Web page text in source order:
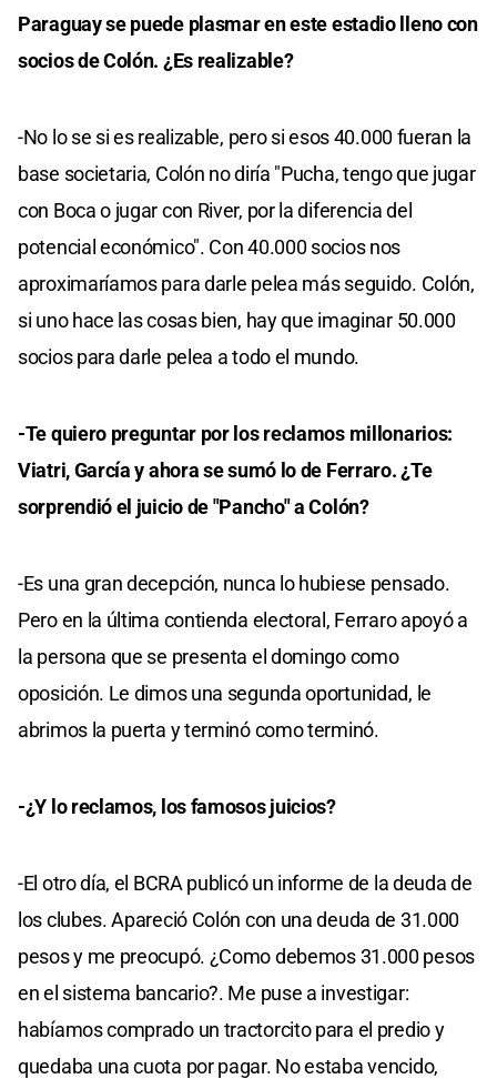
Paraguay se puede plasmar en este estadio lleno con
socios de Colón. ¿Es realizable?
-No lo se si es realizable, pero si esos 40.000 fueran la
base societaria, Colón no diría "Pucha, tengo que jugar
con Boca o jugar con River, por la diferencia del
potencial económico". Con 40.000 socios nos
aproximaríamos para darle pelea más seguido. Colón,
si uno hace las cosas bien, hay que imaginar 50.000
socios para darle pelea a todo el mundo.
-Te quiero preguntar por los reclamos millonarios:
Viatri, García y ahora se sumó lo de Ferraro. ¿Te
sorprendió el juicio de "Pancho" a Colón?
-Es una gran decepción, nunca lo hubiese pensado.
Pero en la última contienda electoral, Ferraro apoyó a
la persona que se presenta el domingo como
oposición. Le dimos una segunda oportunidad, le
abrimos la puerta y terminó como terminó.
-¿Y lo reclamos, los famosos juicios?
-El otro día, el BCRA publicó un informe de la deuda de
los clubes. Apareció Colón con una deuda de 31.000
pesos y me preocupó. ¿Como debemos 31.000 pesos
en el sistema bancario?. Me puse a investigar:
habíamos comprado un tractorcito para el predio y
quedaba una cuota por pagar. No estaba vencido,